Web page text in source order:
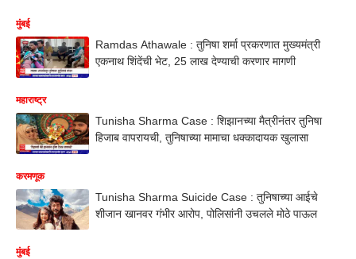
मुंबई
Ramdas Athawale : तुनिषा शर्मा प्रकरणात मुख्यमंत्री
एकनाथ शिंदेंची भेट, 25 लाख देण्याची करणार मागणी
महाराष्ट्र
Tunisha Sharma Case : शिझानच्या मैत्रीनंतर तुनिषा
हिजाब वापरायची, तुनिषाच्या मामाचा धक्कादायक खुलासा
करमणूक
Tunisha Sharma Suicide Case : तुनिषाच्या आईचे
शीजान खानवर गंभीर आरोप, पोलिसांनी उचलले मोठे पाऊल
मुंबई